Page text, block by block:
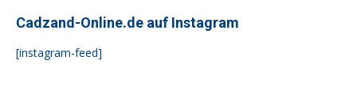
Cadzand-Online.de auf Instagram
[instagram-feed]